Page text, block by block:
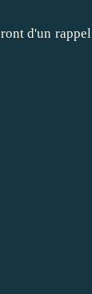
d'un rappel